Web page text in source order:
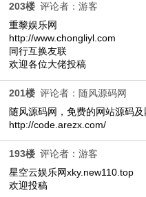
203楼 评论者：游客
重黎娱乐网
http://www.chongliyl.com
同行互换友联
欢迎各位大佬投稿
201楼 评论者：随风源码网
随风源码网，免费的网站源码
http://code.arezx.com/
193楼 评论者：游客
星空云娱乐网xky.new110.top
欢迎投稿